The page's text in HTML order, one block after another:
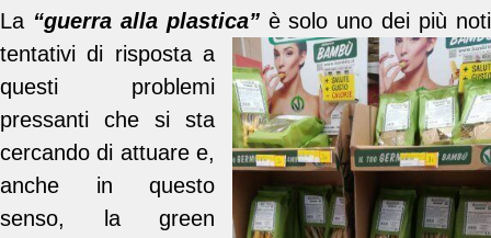
La “guerra alla plastica” è solo uno dei più noti
tentativi di risposta a
questi problemi
pressanti che si sta
cercando di attuare e,
anche in questo
senso, la green